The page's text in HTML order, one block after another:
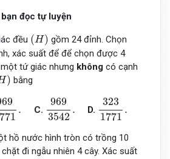
đọc tự luyện
đều (H)
(H)
gồm 24 đỉnh. Chọn
xác suất để để chọn được 4
tứ giác nhưng không có cạnh
)
) bằng
.
1771
C.
969
3542
.
9693542
D.
323
1771
.
3231771
hồ nước hình tròn có trồng 10
đi ngẫu nhiên 4 cây. Xác suất